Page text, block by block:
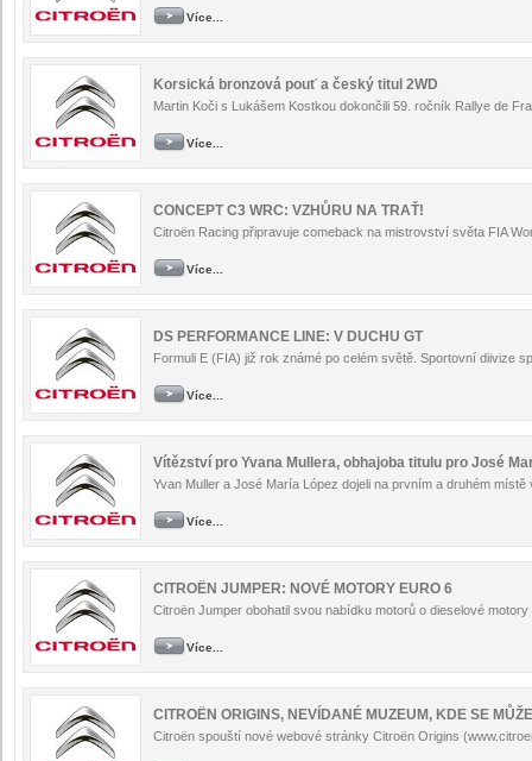
Více...
Korsická bronzová pouť a český titul 2WD
Martin Koči s Lukášem Kostkou dokončili 59. ročník Rallye de
Více...
CONCEPT C3 WRC: VZHŮRU NA TRAŤ!
Citroën Racing připravuje comeback na mistrovství světa FIA
Více...
DS PERFORMANCE LINE: V DUCHU GT
Formuli E (FIA) již rok známé po celém světě. Sportovní diivize
Více...
Vítězství pro Yvana Mullera, obhajoba titulu pro José
Yvan Muller a José María López dojeli na prvním a druhém
Více...
CITROËN JUMPER: NOVÉ MOTORY EURO 6
Citroën Jumper obohatil svou nabídku motorů o dieselové
Více...
CITROËN ORIGINS, NEVÍDANÉ MUZEUM, KDE SE
Citroën spouští nové webové stránky Citroën Origins